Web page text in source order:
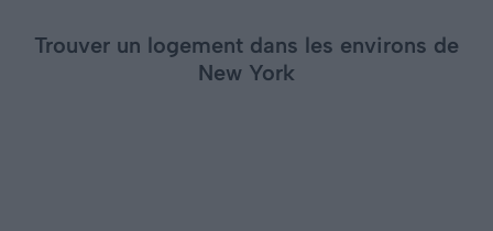
Trouver un logement dans les environs de
New York